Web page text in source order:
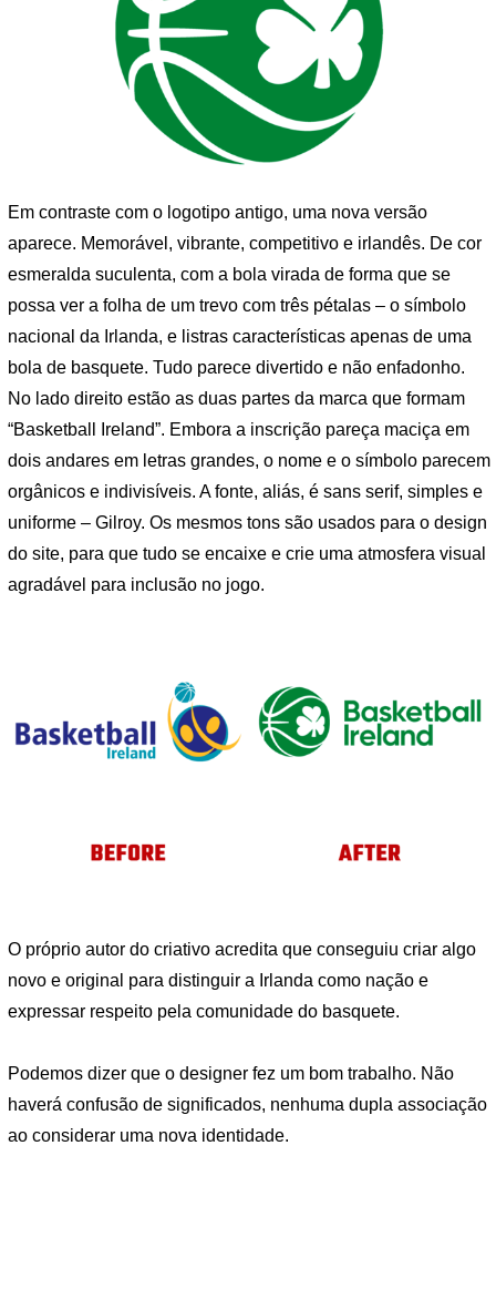
Em contraste com o logotipo antigo, uma nova versão
aparece. Memorável, vibrante, competitivo e irlandês. De cor
esmeralda suculenta, com a bola virada de forma que se
possa ver a folha de um trevo com três pétalas – o símbolo
nacional da Irlanda, e listras características apenas de uma
bola de basquete. Tudo parece divertido e não enfadonho.
No lado direito estão as duas partes da marca que formam
“Basketball Ireland”. Embora a inscrição pareça maciça em
dois andares em letras grandes, o nome e o símbolo parecem
orgânicos e indivisíveis. A fonte, aliás, é sans serif, simples e
uniforme – Gilroy. Os mesmos tons são usados ​​para o design
do site, para que tudo se encaixe e crie uma atmosfera visual
agradável para inclusão no jogo.
O próprio autor do criativo acredita que conseguiu criar algo
novo e original para distinguir a Irlanda como nação e
expressar respeito pela comunidade do basquete.
Podemos dizer que o designer fez um bom trabalho. Não
haverá confusão de significados, nenhuma dupla associação
ao considerar uma nova identidade.